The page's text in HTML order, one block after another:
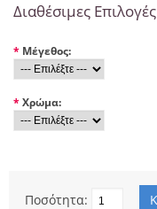
Διαθέσιμες Επιλογές
* Μέγεθος:
* Χρώμα:
Ποσότητα: